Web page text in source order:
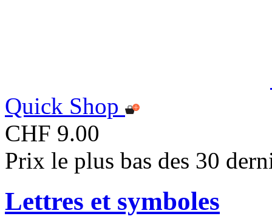
Quick Shop
CHF 9.00
Prix le plus bas des 30
Lettres et symboles